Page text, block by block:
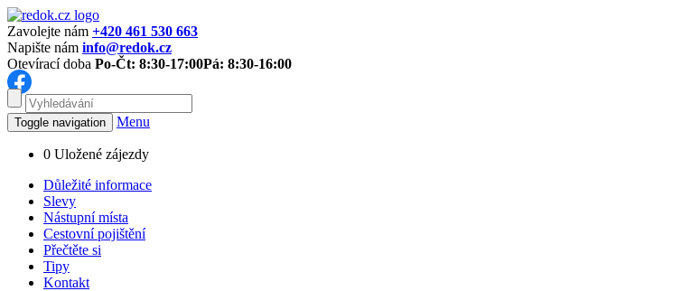
Zavolejte nám +420 461 530 663
Napište nám info@redok.cz
Otevírací doba Po-Čt: 8:30-17:00Pá: 8:30-16:00
Toggle navigation Menu
0 Uložené zájezdy
Důležité informace
Slevy
Nástupní místa
Cestovní pojištění
Přečtěte si
Tipy
Kontakt